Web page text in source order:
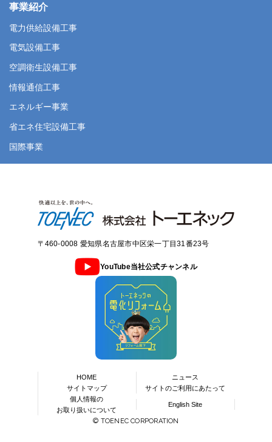
事業紹介
電力供給設備工事
電気設備工事
空調衛生設備工事
情報通信工事
エネルギー事業
省エネ住宅設備工事
国際事業
〒460-0008 愛知県名古屋市中区栄一丁目31番23号
YouTube当社公式チャンネル
© TOENEC CORPORATION
HOME
ニュース
サイトマップ
サイトのご利用にあたって
個人情報の
お取り扱いについて
English Site